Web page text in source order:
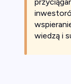
wiedzą i